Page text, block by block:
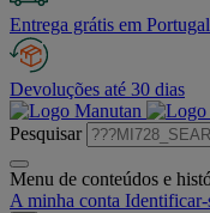
Entrega grátis em
Devoluções até 30 dias
Pesquisar
Menu de conteúdos e
A minha conta Identificar-